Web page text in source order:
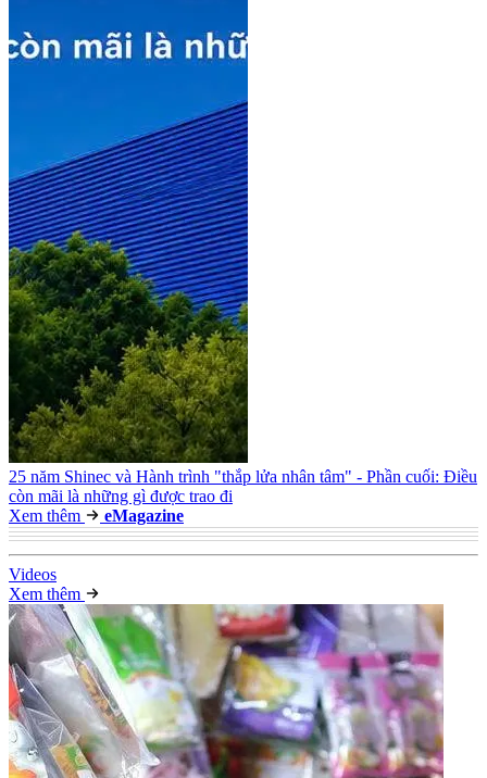
25 năm Shinec và Hành trình "thắp lửa nhân tâm" - Phần cuối: Điều
còn mãi là những gì được trao đi
Xem thêm
eMagazine
Videos
Xem thêm